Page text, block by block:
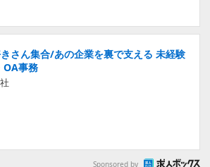
さん集合/あの企業を裏で支える 未経験
OA事務
Sponsored by